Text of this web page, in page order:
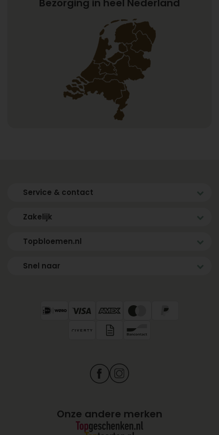
Bezorging in heel Nederland
Service & contact
Zakelijk
Topbloemen.nl
Snel naar
Onze andere merken